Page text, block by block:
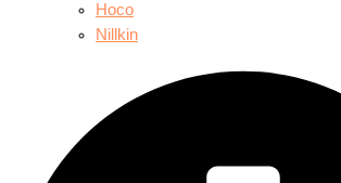
Hoco
Nillkin